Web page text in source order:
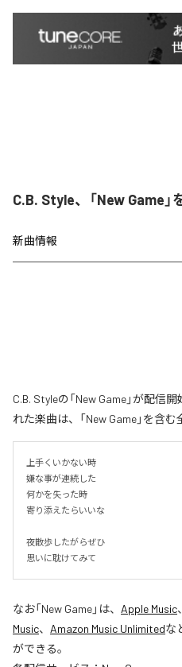
C.B. Style、「New Game
新曲情報
C.B. Styleの「New Game」が配信
れた楽曲は、「New Game」を含む
上手くいかない時
嫌な事が連続した
何かを失った時
寄り添えたらいいな
夜散歩したがらぜひ
思いに耽けてみて
なお「New Game」は、 Apple Music、
Music、 Amazon Music Unlimitedな
ができる。